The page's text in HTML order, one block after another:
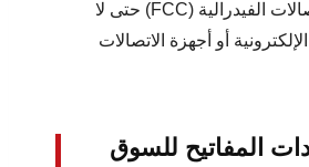
متطلبات لجنة الاتصالات الفيدرالية (FCC) حتى لا
أو أجهزة الاتصالات
المفاتيح للسوق